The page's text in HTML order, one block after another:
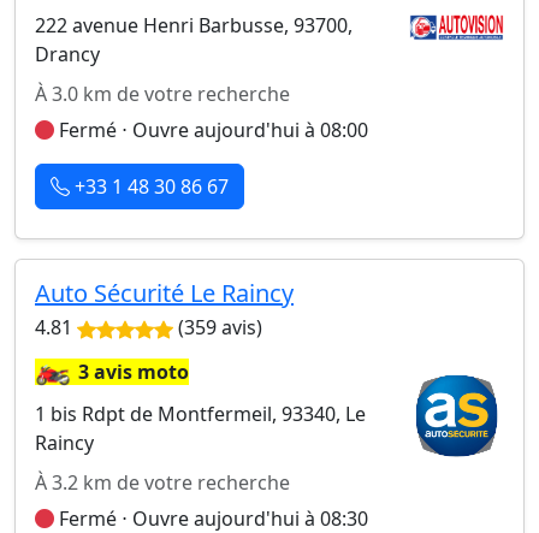
222 avenue Henri Barbusse, 93700,
Drancy
À 3.0 km de votre recherche
Fermé ⋅ Ouvre aujourd'hui à 08:00
+33 1 48 30 86 67
Auto Sécurité Le Raincy
4.81 (359 avis)
🏍️3 avis moto
1 bis Rdpt de Montfermeil, 93340, Le
Raincy
À 3.2 km de votre recherche
Fermé ⋅ Ouvre aujourd'hui à 08:30